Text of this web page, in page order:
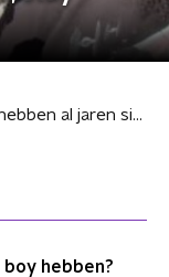
Nixon vraagt rond: "Chickies hebben al jaren side boys, stay woke!"
hebben?